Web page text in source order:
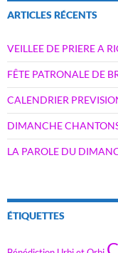
ARTICLES RÉCENTS
VEILLEE DE PRIERE A
FÊTE PATRONALE DE
CALENDRIER
DIMANCHE
LA PAROLE DU
ÉTIQUETTES